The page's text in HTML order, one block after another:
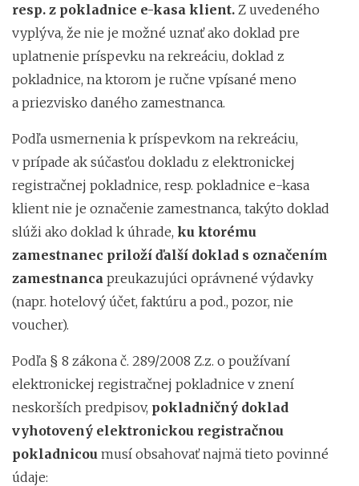
resp. z pokladnice e-kasa klient. Z uvedeného
vyplýva, že nie je možné uznať ako doklad pre
uplatnenie príspevku na rekreáciu, doklad z
pokladnice, na ktorom je ručne vpísané meno
a priezvisko daného zamestnanca.
Podľa usmernenia k príspevkom na rekreáciu,
v prípade ak súčasťou dokladu z elektronickej
registračnej pokladnice, resp. pokladnice e-kasa
klient nie je označenie zamestnanca, takýto doklad
slúži ako doklad k úhrade, ku ktorému
zamestnanec priloží ďalší doklad s označením
zamestnanca preukazujúci oprávnené výdavky
(napr. hotelový účet, faktúru a pod., pozor, nie
voucher).
Podľa § 8 zákona č. 289/2008 Z.z. o používaní
elektronickej registračnej pokladnice v znení
neskorších predpisov, pokladničný doklad
vyhotovený elektronickou registračnou
pokladnicou musí obsahovať najmä tieto povinné
údaje: